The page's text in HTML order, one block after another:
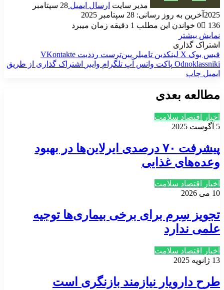
مدیر سایت ارسال ایمیل
28 سپتامبر
2025 آخرین به روز رسانی: 28 سپتامبر 2025
0
136
خواندن این مطلب 1 دقیقه زمان میبرد
نمایش بیشتر
اشتراک گذاری
فیس بوک X لینکدین ‫تامبلر ‫پین‌ترست ‫رددیت ‫VKontakte
‫Odnoklassniki پاکت واتس آپ تلگرام وایبر
اشتراک گذاری از طریق
ایمیل چاپ
مطالعه بعدی
اخبار اقتصاد سلامت
5 آگوست 2025
پیشرفت ۷۰ درصدی ایرلاین‌ها در بهبود
وعده‌های غذایی
اخبار اقتصاد سلامت
10 می 2026
تجویز سِرم برای برخی‌ بیماری‌ها توجیه
علمی ندارد
اخبار اقتصاد سلامت
13 ژانویه 2025
طرح دارویار نیازمند بازنگری است